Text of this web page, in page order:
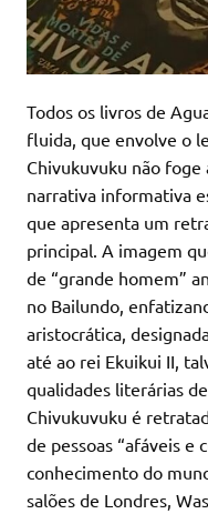
Todos os livros de
fluida, que envolve o
Chivukuvuku não foge
narrativa informativa
que apresenta um
principal. A imagem
de “grande homem”
no Bailundo,
aristocrática,
até ao rei Ekuikui II,
qualidades literárias
Chivukuvuku é
de pessoas “afáveis e
conhecimento do
salões de Londres,